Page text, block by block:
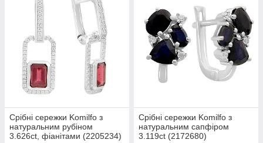
Срібні сережки Komilfo з
натуральним рубіном
3.626ct, фіанітами (2205234)
Срібні сережки Komilfo з
натуральним сапфіром
3.119ct (2172680)